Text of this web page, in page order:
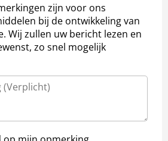
zijn voor ons
bij de ontwikkeling van
Wij zullen uw bericht lezen en
zo snel mogelijk